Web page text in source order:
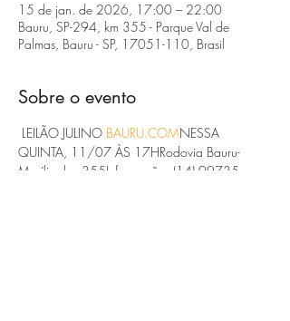
15 de jan. de 2026, 17:00 – 22:00
Bauru, SP-294, km 355 - Parque Val de
Palmas, Bauru - SP, 17051-110, Brasil
Sobre o evento
LEILÃO JULINO BAURU.COMNESSA
QUINTA, 11/07 ÀS 17HRodovia Bauru-
Marília, km 355Informações (14) 99735-